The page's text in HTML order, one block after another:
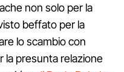
non solo per la
beffato per la
lo scambio con
la presunta relazione